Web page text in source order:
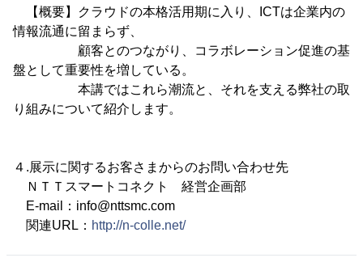
【概要】クラウドの本格活用期に入り、ICTは企業内の
情報流通に留まらず、
顧客とのつながり、コラボレーション促進の基
盤として重要性を増している。
本講ではこれら潮流と、それを支える弊社の取
り組みについて紹介します。
４.展示に関するお客さまからのお問い合わせ先
ＮＴＴスマートコネクト 経営企画部
E-mail：info@nttsmc.com
関連URL： http://n-colle.net/